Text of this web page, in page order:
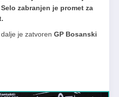
zabranjen je promet za
je zatvoren GP Bosanski